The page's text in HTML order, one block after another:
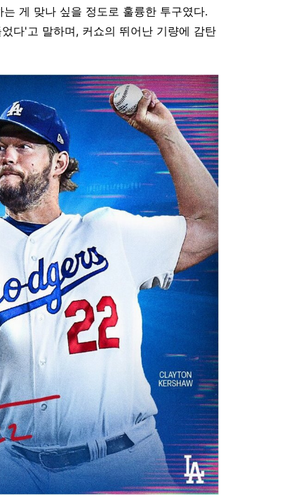
게 맞나 싶을 정도로 훌륭한 투구였다.
다'고 말하며, 커쇼의 뛰어난 기량에 감탄